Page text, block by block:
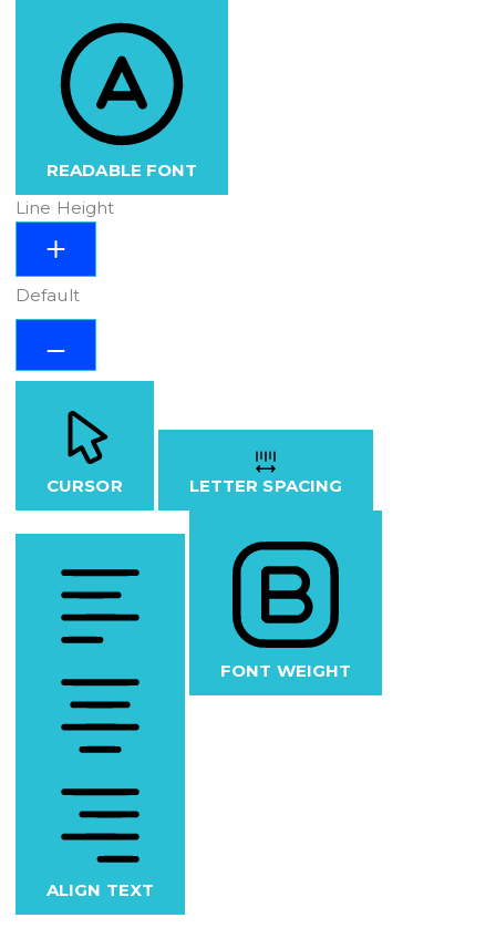
READABLE FONT
Line Height
Default
CURSOR LETTER SPACING
ALIGN TEXT
FONT WEIGHT